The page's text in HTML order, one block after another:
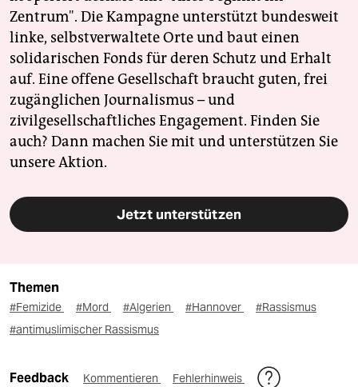
Zentrum". Die Kampagne unterstützt bundesweit
linke, selbstverwaltete Orte und baut einen
solidarischen Fonds für deren Schutz und Erhalt
auf. Eine offene Gesellschaft braucht guten, frei
zugänglichen Journalismus – und
zivilgesellschaftliches Engagement. Finden Sie
auch? Dann machen Sie mit und unterstützen Sie
unsere Aktion.
Jetzt unterstützen
Themen
#Femizide #Mord #Algerien #Hannover
#Rassismus
#antimuslimischer Rassismus
Feedback Kommentieren Fehlerhinweis